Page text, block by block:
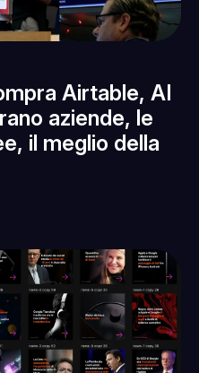
Airtable, AI
aziende, le
il meglio della